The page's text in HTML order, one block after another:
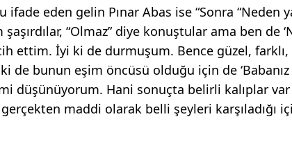
eden gelin Pınar Abas ise “Sonra “Neden
“Olmaz” diye konuştular ama ben de
ettim. İyi ki de durmuşum. Bence güzel,
de bunun eşim öncüsü olduğu için de
düşünüyorum. Hani sonuçta belirli kalıplar
maddi olarak belli şeyleri karşıladığı